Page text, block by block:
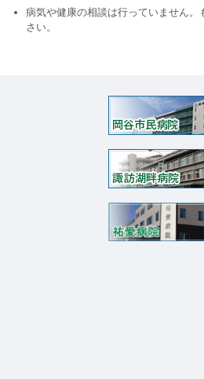
病気や健康の相談は行っていません
さい。